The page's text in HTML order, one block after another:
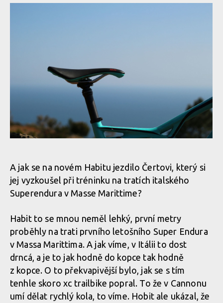
A jak se na novém Habitu jezdilo Čertovi, který si
jej vyzkoušel při tréninku na tratích italského
Superendura v Masse Marittime?
Habit to se mnou neměl lehký, první metry
proběhly na trati prvního letošního Super Endura
v Massa Marittima. A jak víme, v Itálii to dost
drncá, a je to jak hodně do kopce tak hodně
z kopce. O to překvapivější bylo, jak se s tím
tenhle skoro xc trailbike popral. To že v Cannonu
umí dělat rychlý kola, to víme. Hobit ale ukázal, že